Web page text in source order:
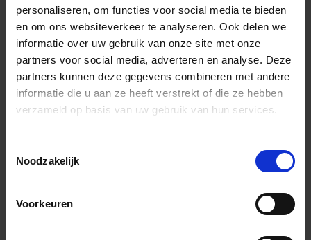
personaliseren, om functies voor social media te bieden
en om ons websiteverkeer te analyseren. Ook delen we
informatie over uw gebruik van onze site met onze
partners voor social media, adverteren en analyse. Deze
partners kunnen deze gegevens combineren met andere
informatie die u aan ze heeft verstrekt of die ze hebben
verzameld op basis van uw gebruik van hun services.
Noodzakelijk
Voorkeuren
10,42 € / m
Totale prijs / geleverde hoeveelheid
26,05 €
m²
In het winkelmandje